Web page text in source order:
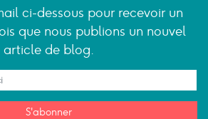
ci-dessous pour recevoir un
que nous publions un nouvel
article de blog.
S'abonner